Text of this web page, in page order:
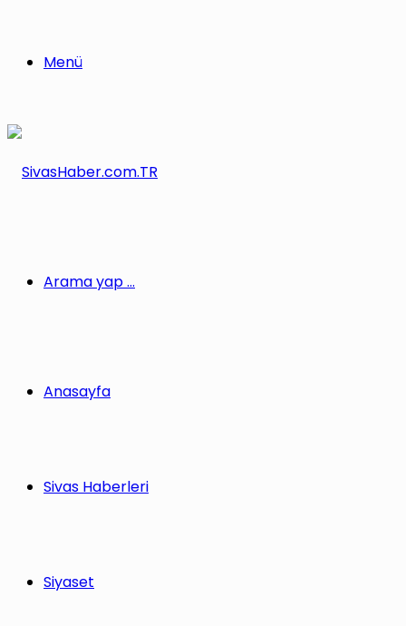
Menü
Arama yap ...
Anasayfa
Sivas Haberleri
Siyaset